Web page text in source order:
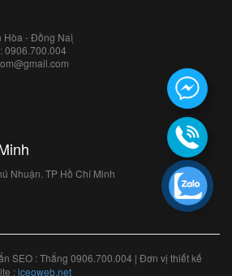
Hòa - Đồng Naì
0906.700.004
Nhuận. TP Hồ Chí Minh
SEO : Thắng 0906.700.004 | Đơn vị thiết kế
:iceoweb.net